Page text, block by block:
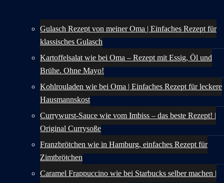
Gulasch Rezept von meiner Oma | Einfaches Rezept für
klassisches Gulasch
Kartoffelsalat wie bei Oma – Rezept mit Essig, Öl und
Brühe. Ohne Mayo!
Kohlrouladen wie bei Oma | Einfaches Rezept für leckere
Hausmannskost
Currywurst-Sauce wie vom Imbiss – das beste Rezept! |
Original Currysoße
Franzbrötchen wie in Hamburg, einfaches Rezept für
Zimtbrötchen
Caramel Frappuccino wie bei Starbucks selber machen |